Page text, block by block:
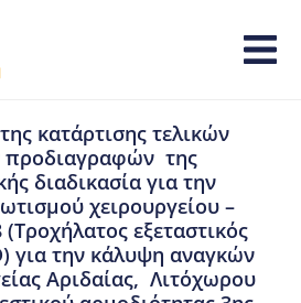
κατάρτισης τελικών
προδιαγραφών της
διαδικασία για την
χειρουργείου –
(Τροχήλατος εξεταστικός
για την κάλυψη αναγκών
Αριδαίας, Λιτόχωρου